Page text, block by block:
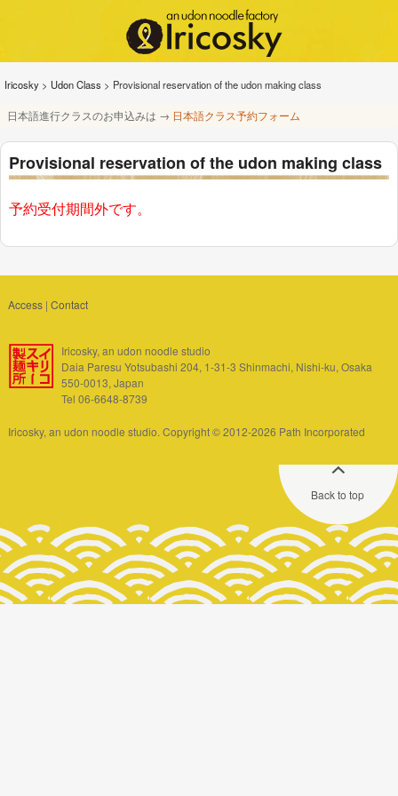
Iricosky > Udon Class > Provisional reservation of the udon making class
日本語進行クラスのお申込みは → 日本語クラス予約フォーム
Provisional reservation of the udon making class
予約受付期間外です。
Access| Contact
Iricosky, an udon noodle studio
Daia Paresu Yotsubashi 204, 1-31-3 Shinmachi, Nishi-ku, Osaka
550-0013, Japan
Tel 06-6648-8739
Iricosky, an udon noodle studio. Copyright © 2012-2026 Path Incorporated
Back to top